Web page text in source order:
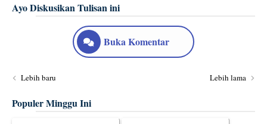
Ayo Diskusikan Tulisan ini
Buka Komentar
Lebih baru Lebih lama
Populer Minggu Ini